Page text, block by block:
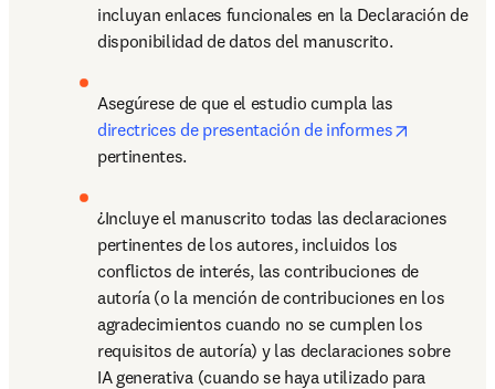
incluyan enlaces funcionales en la Declaración de
disponibilidad de datos del manuscrito.
directrices de presentación de informes
pertinentes.
¿Incluye el manuscrito todas las declaraciones
pertinentes de los autores, incluidos los
conflictos de interés, las contribuciones de
autoría (o la mención de contribuciones en los
agradecimientos cuando no se cumplen los
requisitos de autoría) y las declaraciones sobre
IA generativa (cuando se haya utilizado para